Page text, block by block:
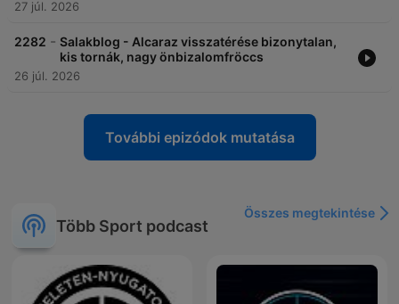
27 júl. 2026
2282 - Salakblog - Alcaraz visszatérése bizonytalan,
kis tornák, nagy önbizalomfröccs
26 júl. 2026
További epizódok mutatása
Több Sport podcast
Összes megtekintése